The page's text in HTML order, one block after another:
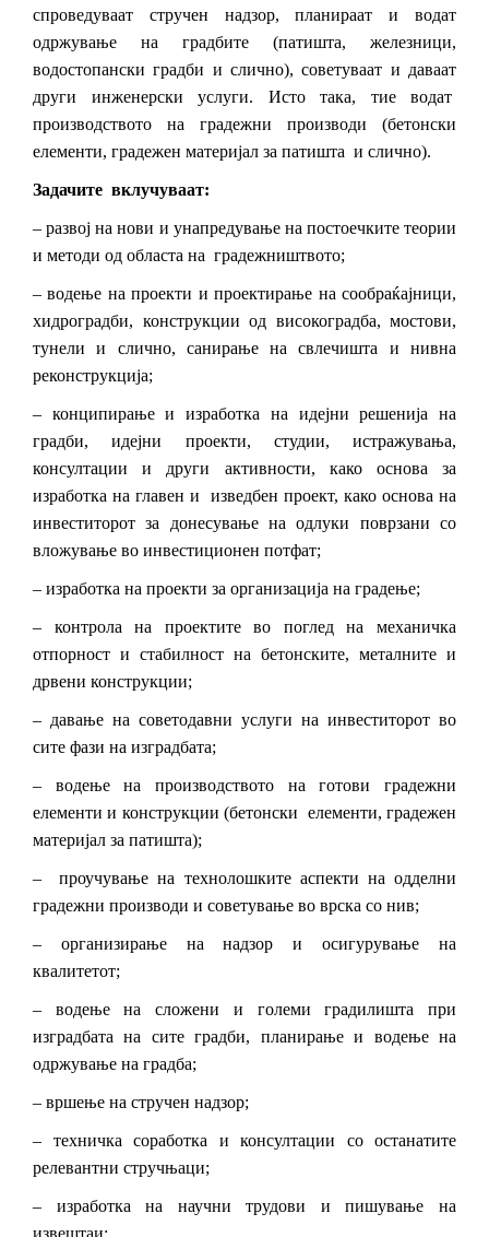
спроведуваат стручен надзор, планираат и водат
одржување на градбите (патишта, железници,
водостопански градби и слично), советуваат и даваат
други инженерски услуги. Исто така, тие водат
производството на градежни производи (бетонски
елементи, градежен материјал за патишта и слично).
Задачите вклучуваат:
– развој на нови и унапредување на постоечките теории
и методи од областа на градежништвото;
– водење на проекти и проектирање на сообраќајници,
хидроградби, конструкции од високоградба, мостови,
тунели и слично, санирање на свлечишта и нивна
реконструкција;
– конципирање и изработка на идејни решенија на
градби, идејни проекти, студии, истражувања,
консултации и други активности, како основа за
изработка на главен и изведбен проект, како основа на
инвеститорот за донесување на одлуки поврзани со
вложување во инвестиционен потфат;
– изработка на проекти за организација на градење;
– контрола на проектите во поглед на механичка
отпорност и стабилност на бетонските, металните и
дрвени конструкции;
– давање на советодавни услуги на инвеститорот во
сите фази на изградбата;
– водење на производството на готови градежни
елементи и конструкции (бетонски елементи, градежен
материјал за патишта);
– проучување на технолошките аспекти на одделни
градежни производи и советување во врска со нив;
– организирање на надзор и осигурување на
квалитетот;
– водење на сложени и големи градилишта при
изградбата на сите градби, планирање и водење на
одржување на градба;
– вршење на стручен надзор;
– техничка соработка и консултации со останатите
релевантни стручњаци;
– изработка на научни трудови и пишување на
извештаи;